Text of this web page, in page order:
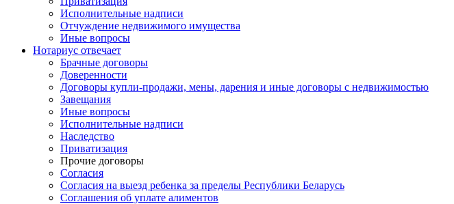
Исполнительные надписи
Отчуждение недвижимого имущества
Иные вопросы
Нотариус отвечает
Брачные договоры
Доверенности
Договоры купли-продажи, мены, дарения и иные договоры с недвижимостью
Завещания
Иные вопросы
Исполнительные надписи
Наследство
Приватизация
Прочие договоры
Согласия
Согласия на выезд ребенка за пределы Республики Беларусь
Соглашения об уплате алиментов